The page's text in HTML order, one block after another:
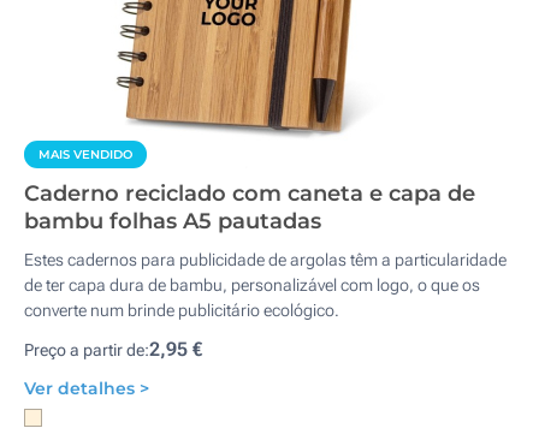
MAIS VENDIDO
Caderno reciclado com caneta e capa de
bambu folhas A5 pautadas
Estes cadernos para publicidade de argolas têm a particularidade
de ter capa dura de bambu, personalizável com logo, o que os
converte num brinde publicitário ecológico.
Preço a partir de:2,95 €
Ver detalhes >